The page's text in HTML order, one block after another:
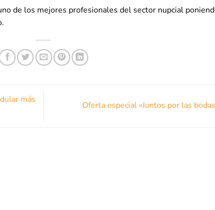
de los mejores profesionales del sector nupcial
más
Oferta especial «Juntos por las